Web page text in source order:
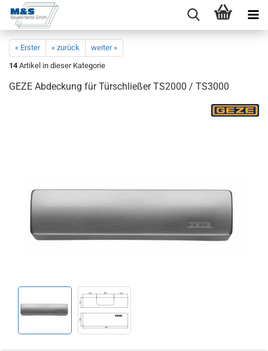
« Erster « zurück
weiter »
14 Artikel in dieser Kategorie
GEZE Ab­de­ckung für Tür­schlie­ßer TS2000 / TS3000